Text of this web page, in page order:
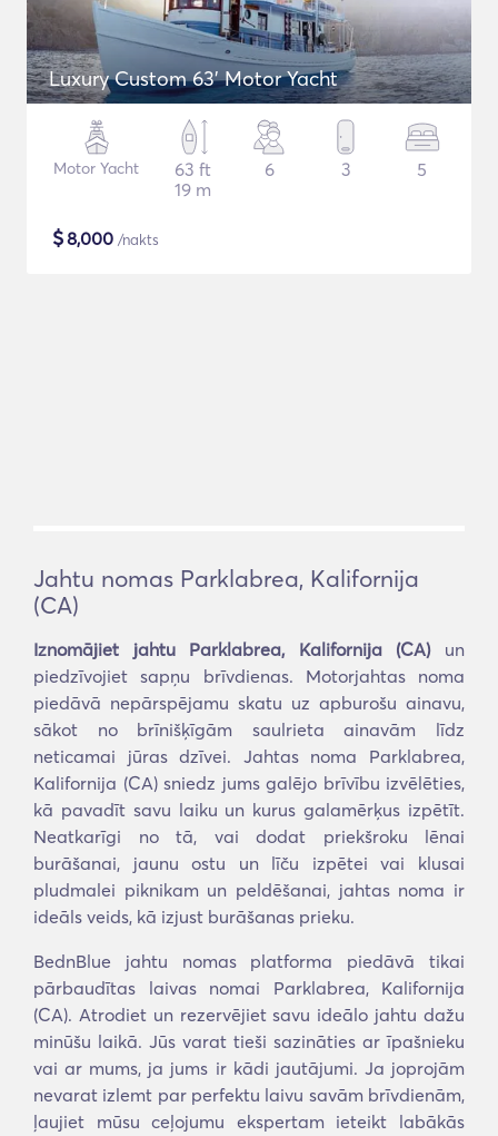
Luxury Custom 63' Motor Yacht
Motor Yacht
63 ft
19 m
6 3 5
$8,000 /nakts
Jahtu nomas Parklabrea, Kalifornija
(CA)
Iznomājiet jahtu Parklabrea, Kalifornija (CA)un
piedzīvojiet sapņu brīvdienas. Motorjahtas noma
piedāvā nepārspējamu skatu uz apburošu ainavu,
sākot no brīnišķīgām saulrieta ainavām līdz
neticamai jūras dzīvei. Jahtas noma Parklabrea,
Kalifornija (CA) sniedz jums galējo brīvību izvēlēties,
kā pavadīt savu laiku un kurus galamērķus izpētīt.
Neatkarīgi no tā, vai dodat priekšroku lēnai
burāšanai, jaunu ostu un līču izpētei vai klusai
pludmalei piknikam un peldēšanai, jahtas noma ir
ideāls veids, kā izjust burāšanas prieku.
BednBlue jahtu nomas platforma piedāvā tikai
pārbaudītas laivas nomai Parklabrea, Kalifornija
(CA). Atrodiet un rezervējiet savu ideālo jahtu dažu
minūšu laikā. Jūs varat tieši sazināties ar īpašnieku
vai ar mums, ja jums ir kādi jautājumi. Ja joprojām
nevarat izlemt par perfektu laivu savām brīvdienām,
ļaujiet mūsu ceļojumu ekspertam ieteikt labākās